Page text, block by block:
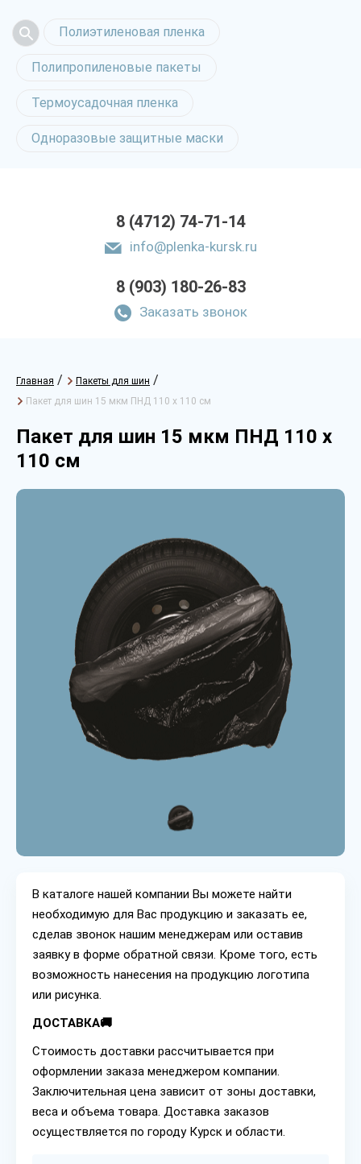
Полиэтиленовая пленка
Полипропиленовые пакеты
Термоусадочная пленка
Одноразовые защитные маски
8 (4712) 74-71-14
info@plenka-kursk.ru
8 (903) 180-26-83
Заказать звонок
Главная / Пакеты для шин /
Пакет для шин 15 мкм ПНД 110 х 110 см
Пакет для шин 15 мкм ПНД 110 х
110 см
В каталоге нашей компании Вы можете найти
необходимую для Вас продукцию и заказать ее,
сделав звонок нашим менеджерам или оставив
заявку в форме обратной связи. Кроме того, есть
возможность нанесения на продукцию логотипа
или рисунка.
ДОСТАВКА🚚
Стоимость доставки рассчитывается при
оформлении заказа менеджером компании.
Заключительная цена зависит от зоны доставки,
веса и объема товара. Доставка заказов
осуществляется по городу Курск и области.